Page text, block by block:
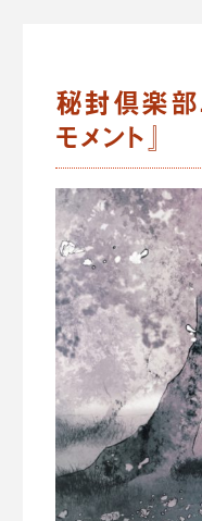
秘封倶楽
モメント』